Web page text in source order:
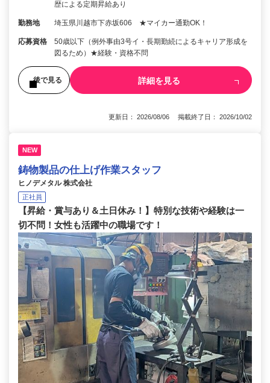
歴による定期昇給あり
勤務地 埼玉県川越市下赤坂606 ★マイカー通勤OK！
応募資格
50歳以下（例外事由3号イ・長期勤続によるキャリア形成を
図るため）★経験・資格不問
後で見る 詳細を見る
更新日： 2026/08/06 掲載終了日： 2026/10/02
NEW
鋳物製品の仕上げ作業スタッフ
ヒノデメタル 株式会社
正社員
【昇給・賞与あり＆土日休み！】特別な技術や経験は一
切不問！女性も活躍中の職場です！